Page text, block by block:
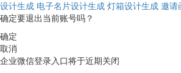
设计生成 电子名片设计生成 灯箱设计生成 邀请
确定要退出当前账号吗？
确定
取消
企业微信登录入口将于近期关闭